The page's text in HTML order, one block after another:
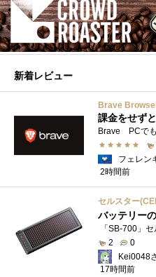
新着レビュー
Brave
フェレン
2時間前
バッテリー
2
0
Kei0048
17時間前